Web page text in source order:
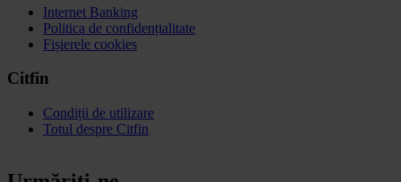
Internet Banking
Politica de confidențialitate
Fișierele cookies
Citfin
Condiții de utilizare
Totul despre Citfin